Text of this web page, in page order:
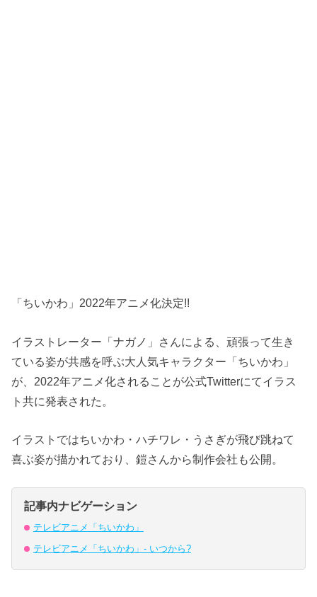
「ちいかわ」2022年アニメ化決定!!
イラストレーター「ナガノ」さんによる、頑張って生き
ている姿が共感を呼ぶ大人気キャラクター「ちいかわ」
が、2022年アニメ化されることが公式Twitterにてイラス
ト共に発表された。
イラストではちいかわ・ハチワレ・うさぎが飛び跳ねて
喜ぶ姿が描かれており、鎧さんから制作会社も公開。
記事内ナビゲーション
テレビアニメ「ちいかわ」
テレビアニメ「ちいかわ」- いつから?